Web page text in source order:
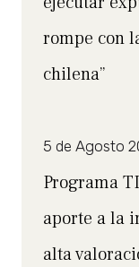
rompe con
chilena”
5 de Agosto
Programa
aporte a la
alta